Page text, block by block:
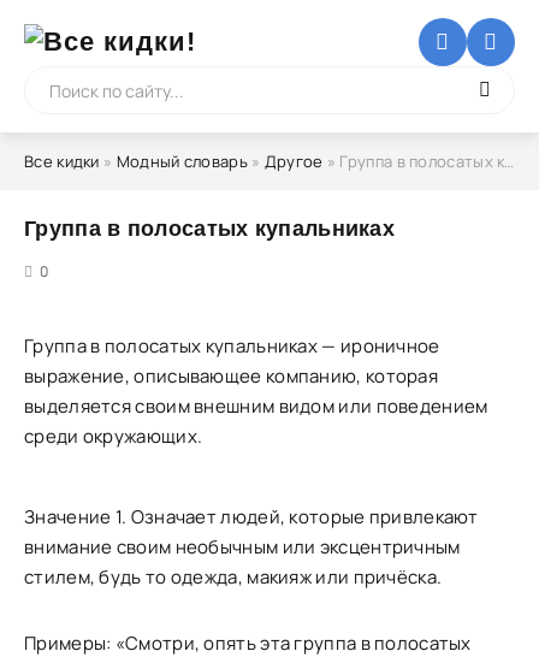
Все кидки » Модный словарь» Другое » Группа в полосатых купальниках
Группа в полосатых купальниках
0
Группа в полосатых купальниках — ироничное
выражение, описывающее компанию, которая
выделяется своим внешним видом или поведением
среди окружающих.
Значение 1. Означает людей, которые привлекают
внимание своим необычным или эксцентричным
стилем, будь то одежда, макияж или причёска.
Примеры: «Смотри, опять эта группа в полосатых